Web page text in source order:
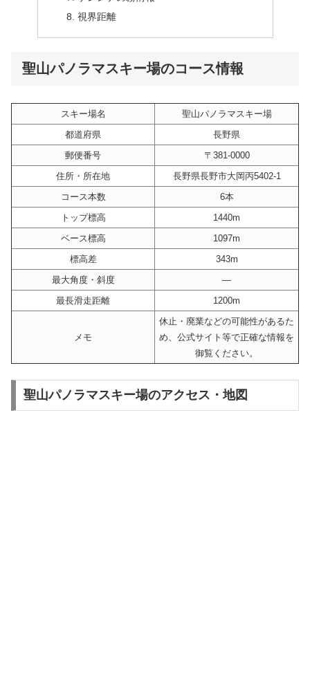
視界距離
聖山パノラマスキー場のコース情報
スキー場名
聖山パノラマスキー場
都道府県
長野県
郵便番号
〒381-0000
住所・所在地
長野県長野市大岡丙5402-1
コース本数
6本
トップ標高
1440m
ベース標高
1097m
標高差
343m
最大角度・斜度
—
最長滑走距離
1200m
メモ
休止・廃業などの可能性があるた
め、公式サイト等で正確な情報を
御覧ください。
聖山パノラマスキー場のアクセス・地図